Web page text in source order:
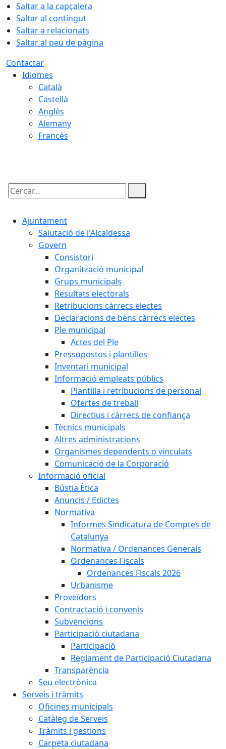
Saltar a la capçalera
Saltar al contingut
Saltar a relacionats
Saltar al peu de pàgina
Contactar
Idiomes
Català
Castellà
Anglès
Alemany
Francès
Cercar:
Ajuntament
Salutació de l'Alcaldessa
Govern
Consistori
Organització municipal
Grups municipals
Resultats electorals
Retribucions càrrecs electes
Declaracions de béns càrrecs electes
Ple municipal
Actes del Ple
Pressupostos i plantilles
Inventari municipal
Informació empleats públics
Plantilla i retribucions de personal
Ofertes de treball
Directius i càrrecs de confiança
Tècnics municipals
Altres administracions
Organismes dependents o vinculats
Comunicació de la Corporació
Informació oficial
Bústia Ètica
Anuncis / Edictes
Normativa
Informes Sindicatura de Comptes de
Catalunya
Normativa / Ordenances Generals
Ordenances Fiscals
Ordenances Fiscals 2026
Urbanisme
Proveïdors
Contractació i convenis
Subvencions
Participació ciutadana
Participació
Reglament de Participació Ciutadana
Transparència
Seu electrònica
Serveis i tràmits
Oficines municipals
Catàleg de Serveis
Tràmits i gestions
Carpeta ciutadana